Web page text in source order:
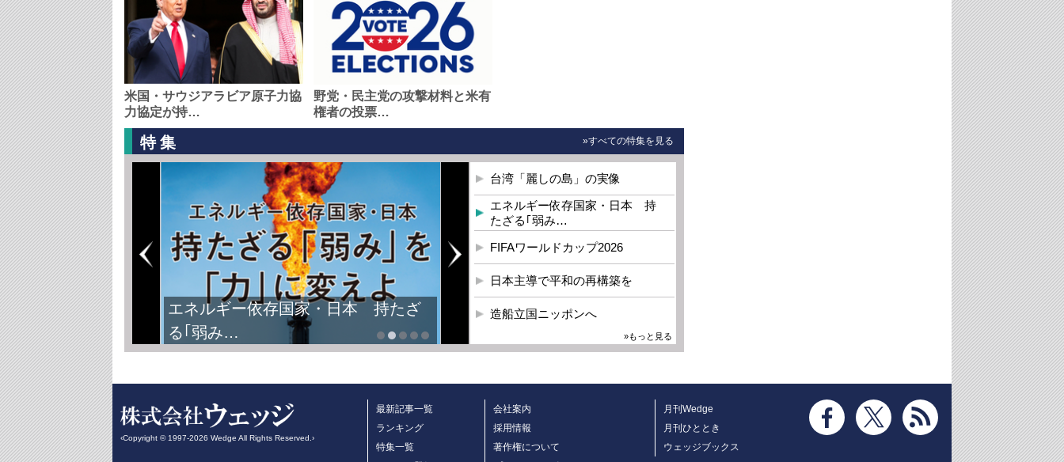
米国・サウジアラビア原子力協
力協定が持…
野党・民主党の攻撃材料と米有
権者の投票…
特集 »すべての特集を見る
エネルギー依存国家・日本 持たざ
る｢弱み…
台湾「麗しの島」の実像
エネルギー依存国家・日本 持
たざる｢弱み…
FIFAワールドカップ2026
日本主導で平和の再構築を
造船立国ニッポンへ
»もっと見る
‹Copyright © 1997-2026 Wedge All Rights Reserved.›
最新記事一覧
ランキング
特集一覧
会社案内
採用情報
著作権について
月刊Wedge
月刊ひととき
ウェッジブックス